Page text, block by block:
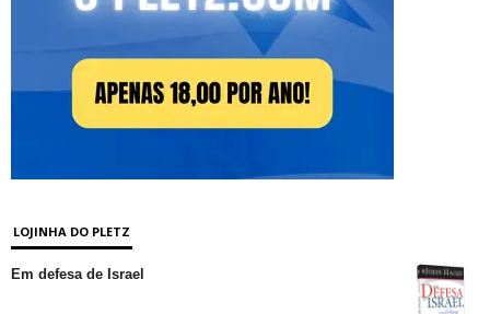
LOJINHA DO PLETZ
Em defesa de Israel